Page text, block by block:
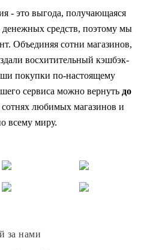
- это выгода, получающаяся
средств, поэтому мы
Объединяя сотни магазинов,
восхитительный кэшбэк-
покупки по-настоящему
сервиса можно вернуть до
любимых магазинов и
всему миру.
за нами